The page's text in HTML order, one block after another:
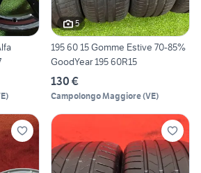
)
5
195 60 15 Gomme Estive 70-85%
GoodYear 195 60R15
130 €
Campolongo Maggiore(VE)